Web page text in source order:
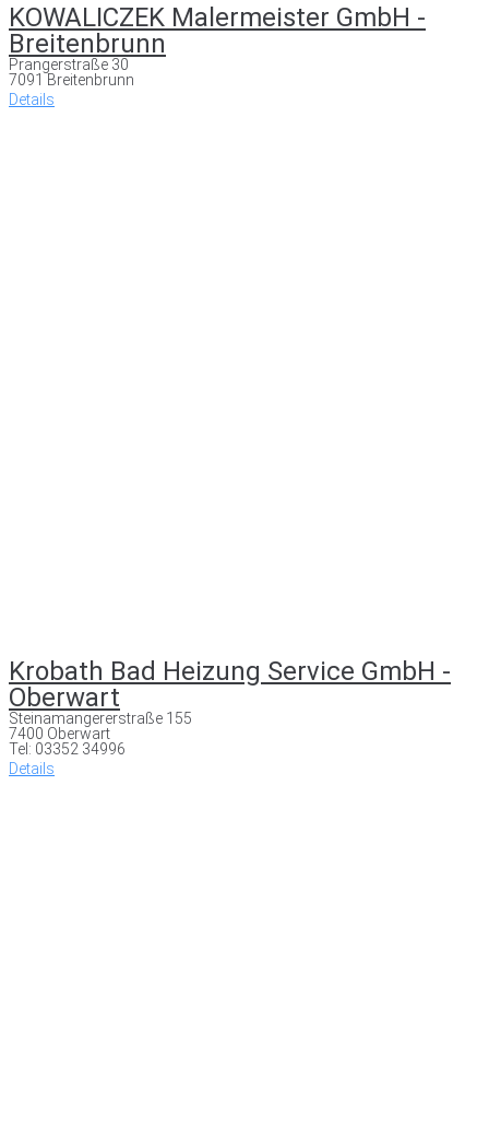
KOWALICZEK Malermeister GmbH -
Breitenbrunn
Prangerstraße 30
7091 Breitenbrunn
Details
Krobath Bad Heizung Service GmbH -
Oberwart
Steinamangererstraße 155
7400 Oberwart
Tel: 03352 34996
Details